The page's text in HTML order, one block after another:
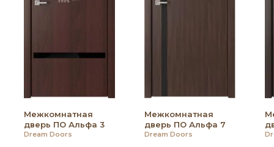
Межкомнатная
дверь ПО Альфа 3
Dream Doors
Межкомнатная
дверь ПО Альфа 7
Dream Doors